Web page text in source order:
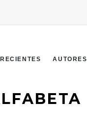
RECIENTES AUTORES